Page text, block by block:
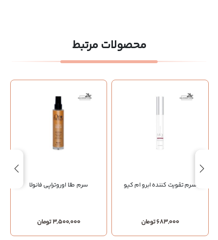
محصولات مرتبط
سرم تقویت کننده ابرو ام کیو
683,000 تومان
سرم طلا اوروتراپی فانولا
3,500,000 تومان